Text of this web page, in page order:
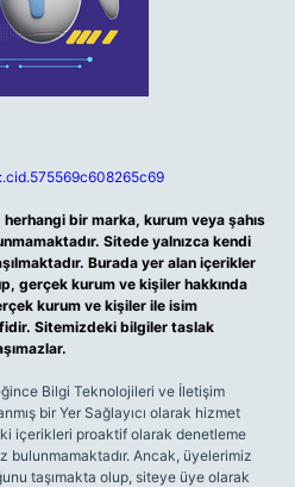
bir marka, kurum veya şahıs
Sitede yalnızca kendi
Burada yer alan içerikler
gerçek kurum ve kişiler hakkında
kurum ve kişiler ile isim
Sitemizdeki bilgiler taslak
Bilgi Teknolojileri ve İletişim
bir Yer Sağlayıcı olarak hizmet
içerikleri proaktif olarak denetleme
bulunmamaktadır. Ancak, üyelerimiz
taşımakta olup, siteye üye olarak